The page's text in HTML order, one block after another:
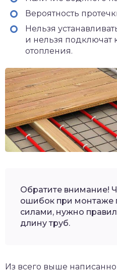
Вероятность
Нельзя
и нельзя подключат
отопления.
Обратите внимание!
ошибок при монтаже
силами, нужно
длину труб.
Из всего выше